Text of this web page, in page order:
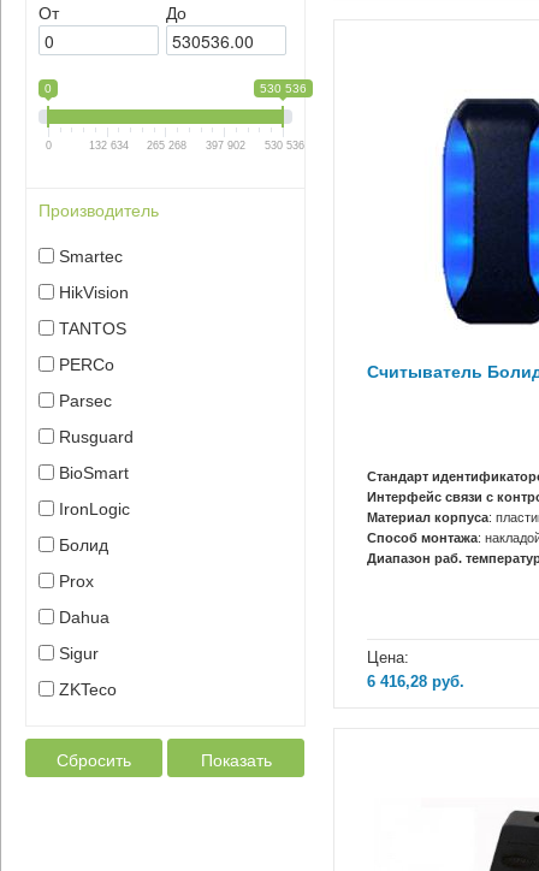
От До
0 530 536
0 132 634 265 268 397 902 530 536
Производитель
Smartec
HikVision
TANTOS
PERCo
Parsec
Rusguard
BioSmart
IronLogic
Болид
Prox
Dahua
Sigur
ZKTeco
Сбросить Показать
Считыватель
Стандарт
Интерфейс связи с
Материал корпуса:
Способ монтажа:
Диапазон раб.
Цена:
6 416,28 руб.